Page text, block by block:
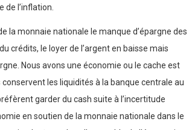
de l’inflation.
la monnaie nationale le manque d’épargne des
crédits, le loyer de l’argent en baisse mais
Nous avons une économie ou le cache est
les liquidités à la banque centrale au
garder du cash suite à l’incertitude
en soutien de la monnaie nationale dans le